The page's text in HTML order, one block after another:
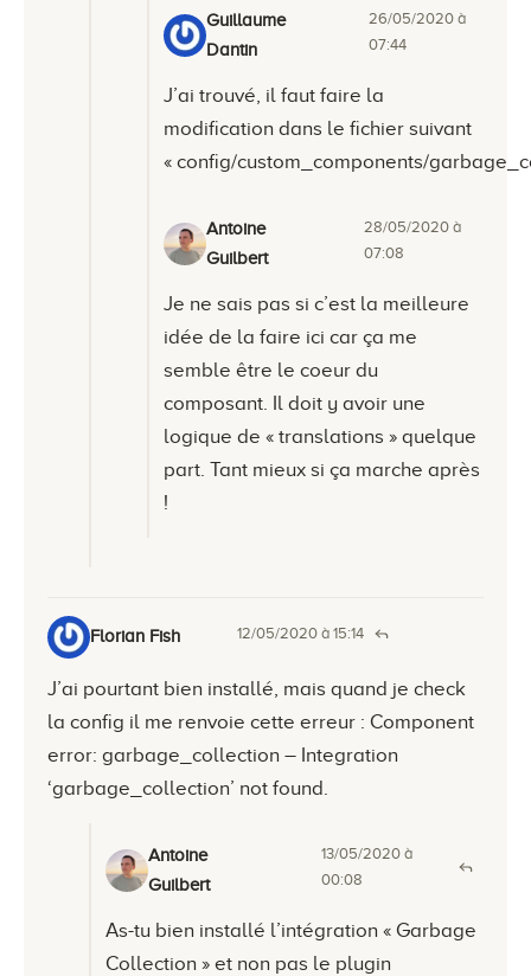
Guillaume
Dantin
26/05/2020 à
07:44
J’ai trouvé, il faut faire la
modification dans le fichier suivant
« config/custom_components/
Antoine
Guilbert
28/05/2020 à
07:08
Je ne sais pas si c’est la meilleure
idée de la faire ici car ça me
semble être le coeur du
composant. Il doit y avoir une
logique de « translations » quelque
part. Tant mieux si ça marche après
!
Florian Fish 12/05/2020 à 15:14
J’ai pourtant bien installé, mais quand je check
la config il me renvoie cette erreur : Component
error: garbage_collection – Integration
‘garbage_collection’ not found.
Antoine
Guilbert
13/05/2020 à
00:08
As-tu bien installé l’intégration « Garbage
Collection » et non pas le plugin